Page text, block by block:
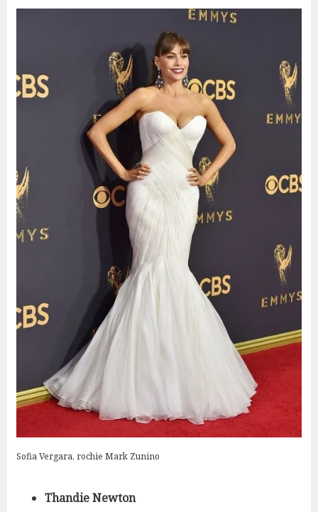
Sofia Vergara, rochie Mark Zunino
Thandie Newton